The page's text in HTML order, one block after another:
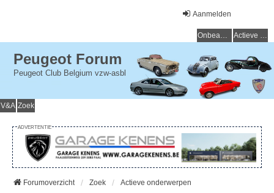
Aanmelden
Onbeantwoorde onderwerpen Actieve onderwerpen
Peugeot Forum
Peugeot Club Belgium vzw-asbl
V&A Zoek
ADVERTENTIE
Forumoverzicht Zoek Actieve onderwerpen